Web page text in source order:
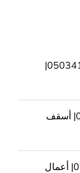
تركيب جبس بورد في راس الخيمة |0503418441|
تركيب فورسيلنج في العين |0503418441| أسقف
تركيب عشب صناعي العين |0503418441| أعمال